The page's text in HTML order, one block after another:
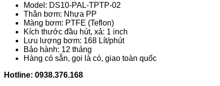
15,980,000₫.
Model: DS10-PAL-TPTP-02
Thân bơm: Nhựa PP
Màng bơm: PTFE (Teflon)
Kích thước đầu hút, xả: 1 inch
Lưu lượng bơm: 168 Lít/phút
Bảo hành: 12 tháng
Hàng có sẵn, gọi là có, giao toàn quốc
Hotline: 0938.376.168